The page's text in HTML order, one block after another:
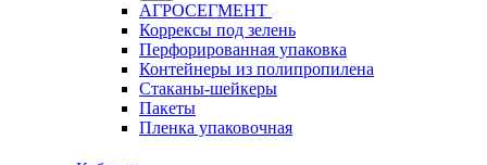
АГРОСЕГМЕНТ
Коррексы под зелень
Перфорированная упаковка
Контейнеры из полипропилена
Стаканы-шейкеры
Пакеты
Пленка упаковочная